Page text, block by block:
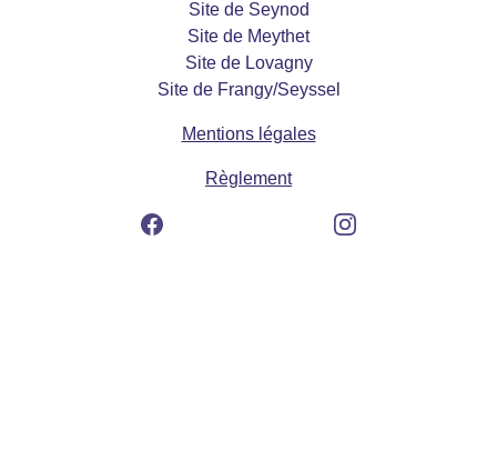
Mentions légales
Site de Seynod
Site de Meythet
Site de Lovagny
Site de Frangy/Seyssel
Règlement